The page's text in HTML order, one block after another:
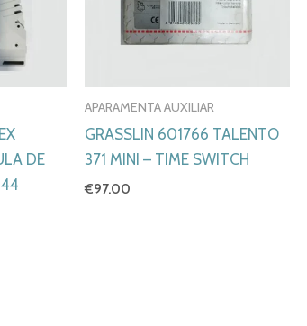
DE
APARAMENTA AUXILIAR
GRASSLIN 601766 TALENTO
371 MINI – TIME SWITCH
€97.00